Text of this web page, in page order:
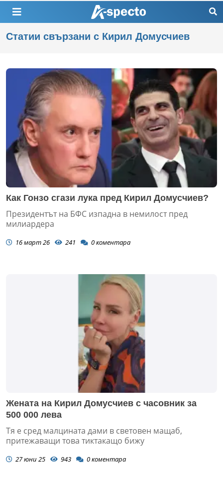
Статии свързани с Кирил Домусчиев
Как Гонзо сгази лука пред Кирил Домусчиев?
Президентът на БФС изпадна в немилост пред
милиардера
16 март 26 241 0коментара
Жената на Кирил Домусчиев с часовник за
500 000 лева
Тя е сред малцината дами в световен мащаб,
притежаващи това тиктакащо бижу
27 юни 25 943 0коментара